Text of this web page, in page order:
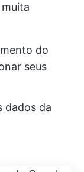
do
seus
dados da